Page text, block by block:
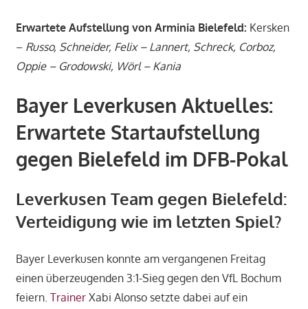
Erwartete Aufstellung von Arminia Bielefeld: Kersken
– Russo, Schneider, Felix – Lannert, Schreck, Corboz,
Oppie – Grodowski, Wörl – Kania
Bayer Leverkusen Aktuelles:
Erwartete Startaufstellung
gegen Bielefeld im DFB-Pokal
Leverkusen Team gegen Bielefeld:
Verteidigung wie im letzten Spiel?
Bayer Leverkusen konnte am vergangenen Freitag
einen überzeugenden 3:1-Sieg gegen den VfL Bochum
feiern. TrainerXabi Alonso setzte dabei auf ein